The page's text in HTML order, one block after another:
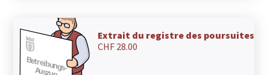
Extrait du registre des poursuites
CHF 28.00